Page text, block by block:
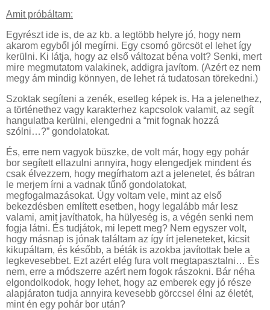
Amit próbáltam:
Egyrészt ide is, de az kb. a legtöbb helyre jó, hogy nem
akarom egyből jól megírni. Egy csomó görcsöt el lehet így
kerülni. Ki látja, hogy az első változat béna volt? Senki, mert
mire megmutatom valakinek, addigra javítom. (Azért ez nem
megy ám mindig könnyen, de lehet rá tudatosan törekedni.)
Szoktak segíteni a zenék, esetleg képek is. Ha a jelenethez,
a történethez vagy karakterhez kapcsolok valamit, az segít
hangulatba kerülni, elengedni a “mit fognak hozzá
szólni…?” gondolatokat.
És, erre nem vagyok büszke, de volt már, hogy egy pohár
bor segített ellazulni annyira, hogy elengedjek mindent és
csak élvezzem, hogy megírhatom azt a jelenetet, és bátran
le merjem írni a vadnak tűnő gondolatokat,
megfogalmazásokat. Úgy voltam vele, mint az első
bekezdésben említett esetben, hogy legalább már lesz
valami, amit javíthatok, ha hülyeség is, a végén senki nem
fogja látni. És tudjátok, mi lepett meg? Nem egyszer volt,
hogy másnap is jónak találtam az így írt jeleneteket, kicsit
kikupáltam, és később, a béták is azokba javítottak bele a
legkevesebbet. Ezt azért elég fura volt megtapasztalni… És
nem, erre a módszerre azért nem fogok rászokni. Bár néha
elgondolkodok, hogy lehet, hogy az emberek egy jó része
alapjáraton tudja annyira kevesebb görccsel élni az életét,
mint én egy pohár bor után?